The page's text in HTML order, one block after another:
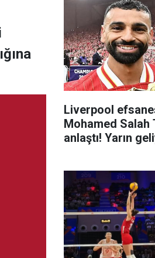
Liverpool
Mohamed
anlaştı! Yarın